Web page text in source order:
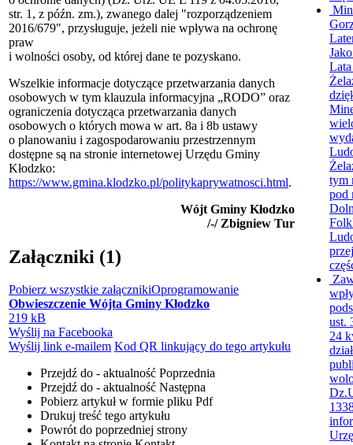
str. 1, z późn. zm.), zwanego dalej "rozporządzeniem
2016/679", przysługuje, jeżeli nie wpływa na ochronę
praw
i wolności osoby, od której dane te pozyskano.
Wszelkie informacje dotyczące przetwarzania danych
osobowych w tym klauzula informacyjna „RODO” oraz
ograniczenia dotycząca przetwarzania danych
osobowych o których mowa w art. 8a i 8b ustawy
o planowaniu i zagospodarowaniu przestrzennym
dostępne są na stronie internetowej Urzędu Gminy
Kłodzko:
https://www.gmina.klodzko.pl/politykaprywatnosci.html.
Wójt Gminy Kłodzko
/-/ Zbigniew Tur
Załączniki (1)
Pobierz wszystkie załącznikiOprogramowanie
Obwieszczenie Wójta Gminy Kłodzko
219 kB
Wyślij na Facebooka
Wyślij link e-mailem Kod QR linkujący do tego artykułu
Przejdź do - aktualność Poprzednia
Przejdź do - aktualność Następna
Pobierz artykuł w formie pliku Pdf
Drukuj treść tego artykułu
Powrótdo poprzedniej strony
tym
pod
ust.
24